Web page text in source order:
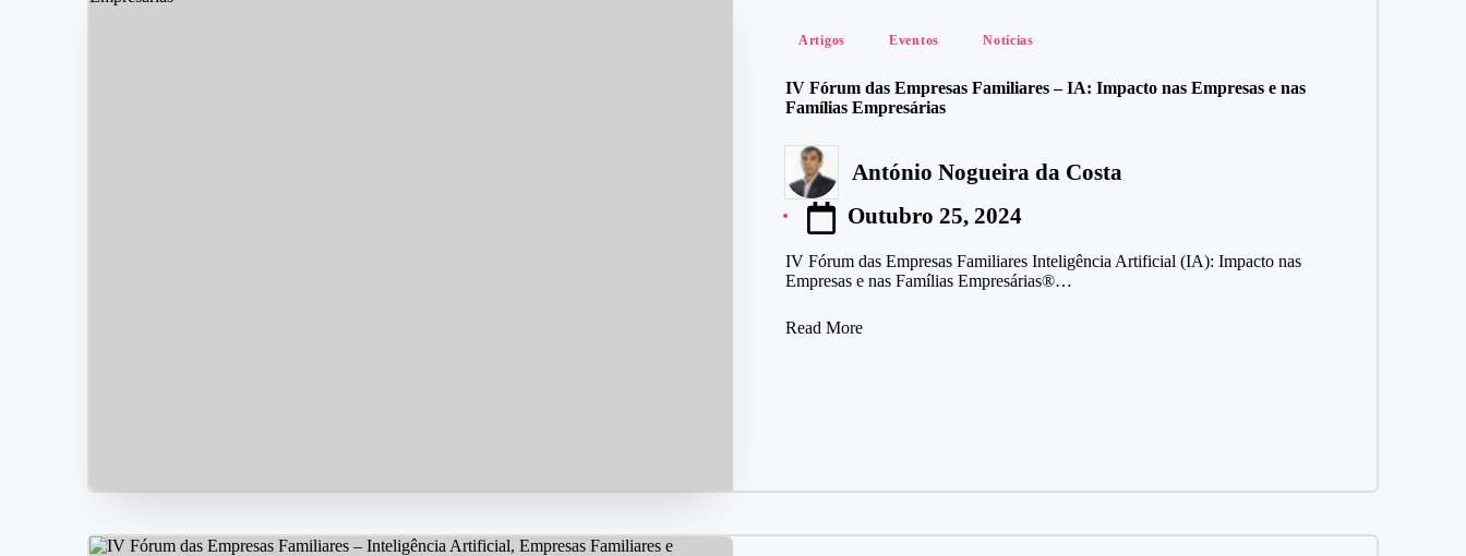
Posted
Artigos Eventos Notícias
IV Fórum das Empresas Familiares – IA: Impacto nas Empresas e nas
Famílias Empresárias
Posted
by
António Nogueira da Costa
Outubro 25, 2024
IV Fórum das Empresas Familiares Inteligência Artificial (IA): Impacto nas
Empresas e nas Famílias Empresárias®…
Read More